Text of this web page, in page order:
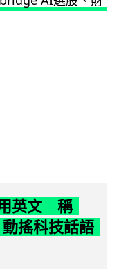
用英文 稱
搖科技話語